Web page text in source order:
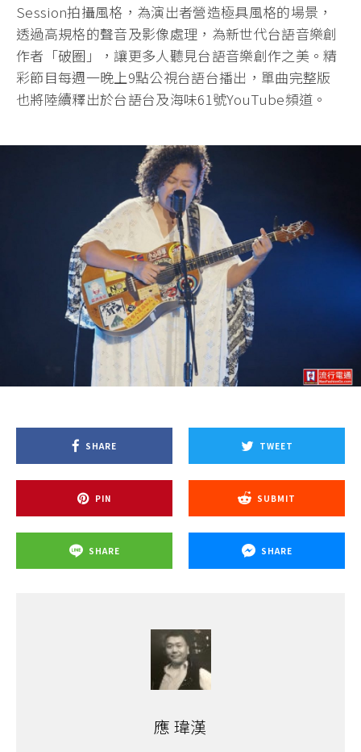
Session拍攝風格，為演出者營造極具風格的場景，
透過高規格的聲音及影像處理，為新世代台語音樂創
作者「破圈」，讓更多人聽見台語音樂創作之美。精
彩節目每週一晚上9點公視台語台播出，單曲完整版
也將陸續釋出於台語台及海味61號YouTube頻道。
SHARE TWEET
PIN SUBMIT
SHARE SHARE
應 瑋漢